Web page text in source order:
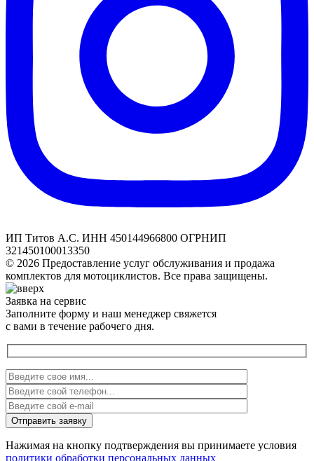
ИП Титов А.С. ИНН 450144966800 ОГРНИП
321450100013350
© 2026 Предоставление услуг обслуживания и продажа
комплектов для мотоциклистов. Все права защищены.
Заявка на сервис
Заполните форму и наш менеджер свяжется
с вами в течение рабочего дня.
Нажимая на кнопку подтверждения вы принимаете условия
политики обработки персональных данных